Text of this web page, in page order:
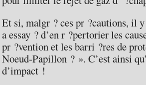
Et si, malgr ? ces pr ?cautions, il
a essay ? d’en r ?pertorier les
pr ?vention et les barri ?res de
Noeud-Papillon ? ». C’est ainsi
d’impact !